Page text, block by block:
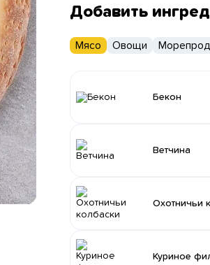
Добавить
Мясо Овощи
Бекон
Ветчина
Охотничьи
Куриное